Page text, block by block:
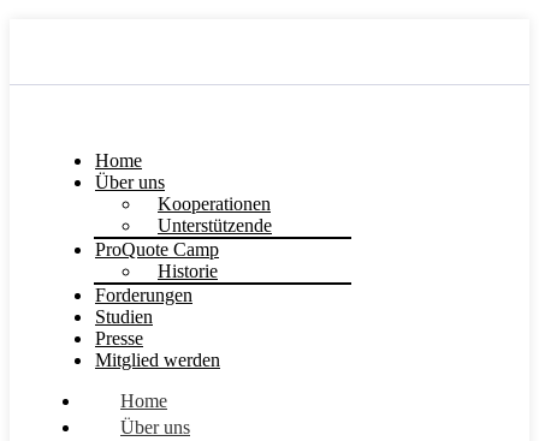
Home
Über uns
Kooperationen
Unterstützende
ProQuote Camp
Historie
Forderungen
Studien
Presse
Mitglied werden
Home
Über uns